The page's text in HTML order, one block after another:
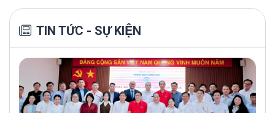
2024
CloudGO đồng hành cùng Cộng đồng doanh
nhân Vạn Phúc (VPBC) tại YEP 2024
{ĐĂNG KÝ THAM GIA MIỄN PHÍ}Workshop
"Affiliate Marketing - Xu hướng tăng trưởng
doanh nghiệp"
CloudGO đồng hành cùng MobiFone trong
TIN TỨC - SỰ KIỆN